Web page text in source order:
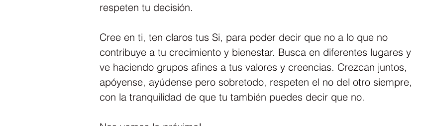
respeten tu decisión.
Cree en ti, ten claros tus Si, para poder decir que no a lo que no
contribuye a tu crecimiento y bienestar. Busca en diferentes lugares y
ve haciendo grupos afines a tus valores y creencias. Crezcan juntos,
apóyense, ayúdense pero sobretodo, respeten el no del otro siempre,
con la tranquilidad de que tu también puedes decir que no.